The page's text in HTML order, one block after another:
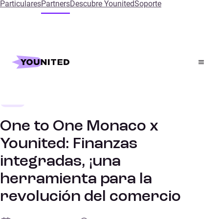
ParticularesPartnersDescubre YounitedSoporte
Inicio
References
One to One Monaco x Younited: Finanzas integradas,
One to One Monaco x
Younited: Finanzas
integradas, ¡una
herramienta para la
revolución del comercio